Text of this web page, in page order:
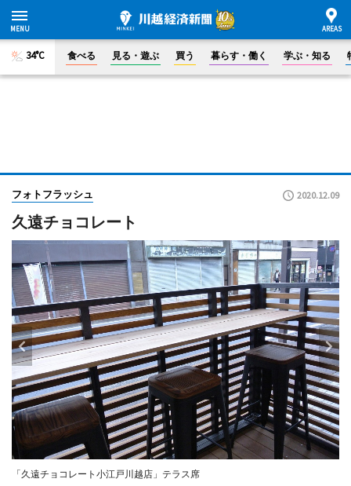
34°C 食べる 見る・遊ぶ 買う 暮らす・働く 学ぶ・知る
フォトフラッシュ 2020.12.09
久遠チョコレート
「久遠チョコレート小江戸川越店」テラス席